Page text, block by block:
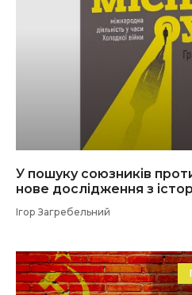
У пошуку союзників
нове дослідження з
Ігор Загребельний